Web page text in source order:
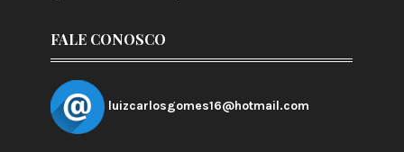
FALE CONOSCO
luizcarlosgomes16@hotmail.com